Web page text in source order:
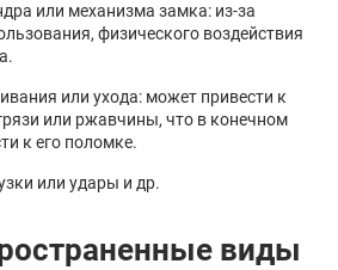
или механизма замка: из-за
физического воздействия
или ухода: может привести к
или ржавчины, что в конечном
к его поломке.
или удары и др.
виды